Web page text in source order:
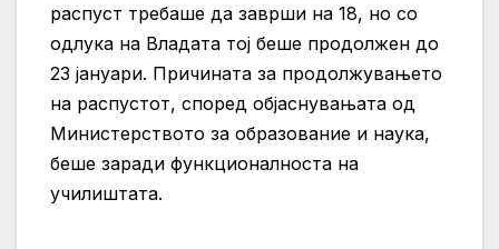
распуст требаше да заврши на 18, но со
одлука на Владата тој беше продолжен до
23 јануари. Причината за продолжувањето
на распустот, според објаснувањата од
Министерството за образование и наука,
беше заради функционалноста на
училиштата.